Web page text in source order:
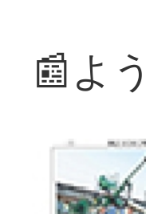
📰よ